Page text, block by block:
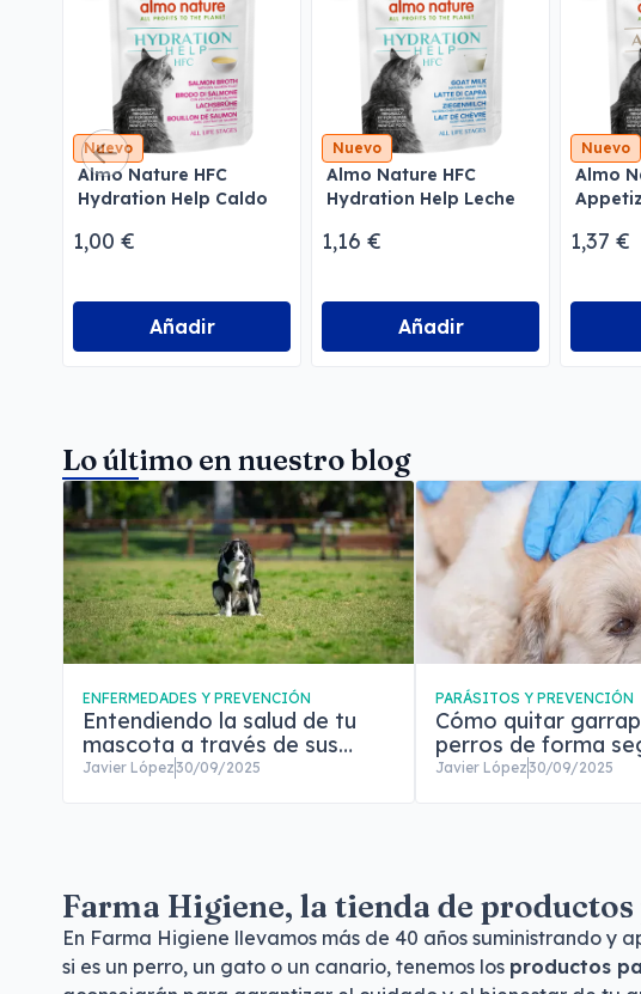
Nuevo
Almo Nature HFC
Hydration Help Caldo
de Salmón
1,00 €
Añadir
Nuevo
Almo Nature HFC
Hydration Help Leche
1,16 €
Añadir
Nuevo
Almo
1,37 €
Lo último en nuestro blog
ENFERMEDADES Y PREVENCIÓN
Entendiendo la salud de tu
mascota a través de sus
heces
Javier López30/09/2025
PARÁSITOS Y PREVENCIÓN
Cómo quitar
perros de forma
evitar que vuelvan
Javier López30/09/2025
Farma Higiene, la tienda de
En Farma Higiene llevamos más de 40 años suministrando y
si es un perro, un gato o un canario, tenemos los productos